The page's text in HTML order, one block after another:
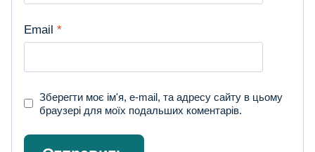
Email *
Зберегти моє ім'я, e-mail, та адресу сайту в цьому
браузері для моїх подальших коментарів.